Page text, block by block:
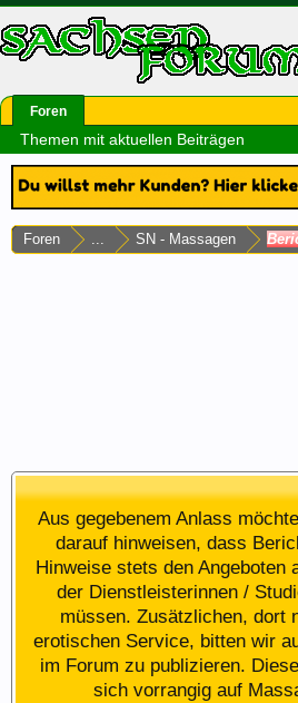
Foren ... SN - Massagen
Aus gegebenem Anlass
darauf hinweisen, dass
Hinweise stets den Angeboten
der Dienstleisterinnen /
müssen. Zusätzlichen, dort
erotischen Service, bitten wir
im Forum zu publizieren.
sich vorrangig auf
Foren
Themen mit aktuellen Beiträgen